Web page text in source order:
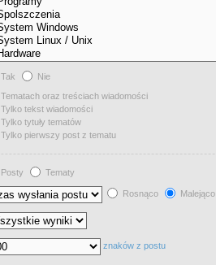
Tak
Nie
Tematach oraz treściach wiadomości
Tylko tekst wiadomości
Tylko tytuły tematów
Tylko pierwszy post z tematu
Posty
Tematy
Rosnąco Malejąco
znaków z postu